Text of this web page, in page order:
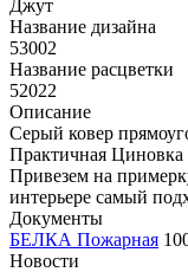
Джут
Название дизайна
53002
Название расцветки
52022
Описание
Серый ковер
Практичная Циновка
Привезем на
интерьере самый
Документы
БЕЛКА Пожарная
Новости